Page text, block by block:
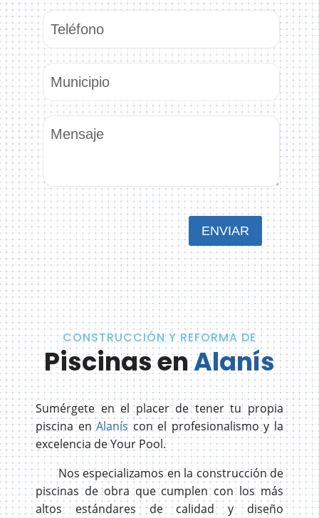
CONSTRUCCIÓN Y REFORMA DE
Piscinas enAlanís
Sumérgete en el placer de tener tu propia
piscina enAlanís con el profesionalismo y la
excelencia de Your Pool.
Nos especializamos en la construcción de
piscinas de obra que cumplen con los más
altos estándares de calidad y diseño